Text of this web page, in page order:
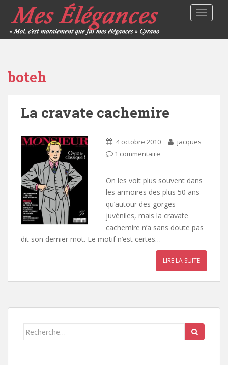
boteh
La cravate cachemire
4 octobre 2010
jacques
1 commentaire
On les voit plus souvent dans
les armoires des plus 50 ans
qu’autour des gorges
juvéniles, mais la cravate
cachemire n’a sans doute pas
dit son dernier mot. Le motif n’est certes…
LIRE LA SUITE
Search